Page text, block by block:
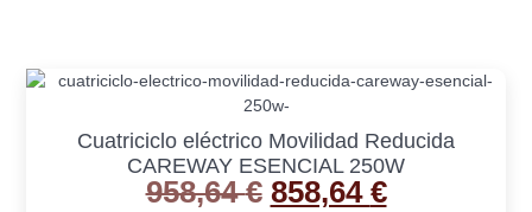
Cuatriciclo eléctrico Movilidad Reducida
CAREWAY ESENCIAL 250W
958,64€ 858,64 €